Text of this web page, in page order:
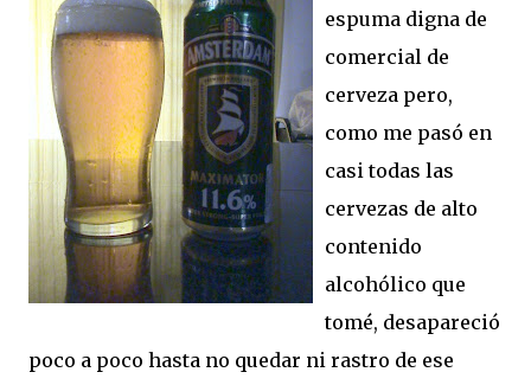
espuma digna de
comercial de
cerveza pero,
como me pasó en
casi todas las
cervezas de alto
contenido
alcohólico que
tomé, desapareció
poco a poco hasta no quedar ni rastro de ese